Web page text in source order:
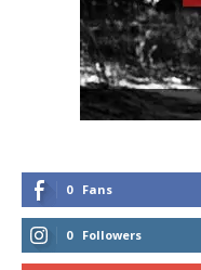
0 Fans
0 Followers